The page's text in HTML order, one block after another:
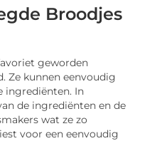
Broodjes
geworden
Ze kunnen eenvoudig
ingrediënten. In
de ingrediënten en de
wat ze zo
voor een eenvoudig